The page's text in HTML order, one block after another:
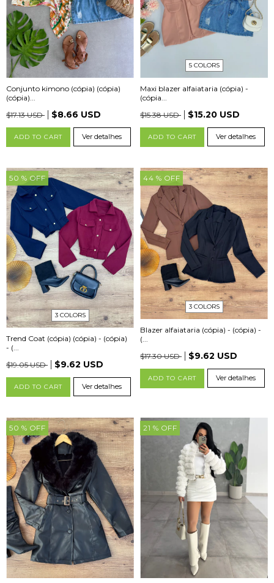
Conjunto kimono (cópia) (cópia)
(cópia)...
$17.13 USD
$8.66 USD
ADD TO CART Ver detalhes
5 COLORS
Maxi blazer alfaiataria (cópia) -
(cópia...
$15.38 USD
$15.20 USD
ADD TO CART Ver detalhes
50 % OFF
3 COLORS
Trend Coat (cópia) (cópia) - (cópia)
- (...
$19.05 USD
$9.62 USD
ADD TO CART Ver detalhes
44 % OFF
3 COLORS
Blazer alfaiataria (cópia) - (cópia) -
(...
$17.30 USD
$9.62 USD
ADD TO CART Ver detalhes
50 % OFF 21 % OFF